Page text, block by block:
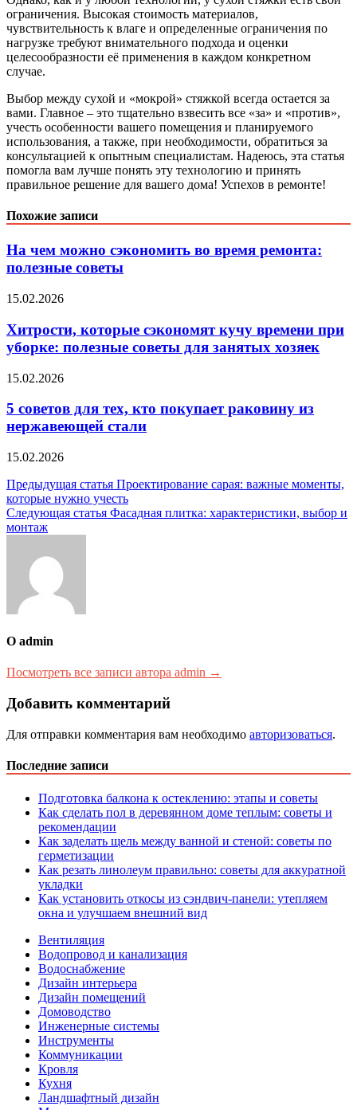
ограничения. Высокая стоимость материалов,
чувствительность к влаге и определенные ограничения по
нагрузке требуют внимательного подхода и оценки
целесообразности её применения в каждом конкретном
случае.
Выбор между сухой и «мокрой» стяжкой всегда остается за
вами. Главное – это тщательно взвесить все «за» и «против»,
учесть особенности вашего помещения и планируемого
использования, а также, при необходимости, обратиться за
консультацией к опытным специалистам. Надеюсь, эта статья
помогла вам лучше понять эту технологию и принять
правильное решение для вашего дома! Успехов в ремонте!
Похожие записи
На чем можно сэкономить во время ремонта:
полезные советы
15.02.2026
Хитрости, которые сэкономят кучу времени при
уборке: полезные советы для занятых хозяек
15.02.2026
5 советов для тех, кто покупает раковину из
нержавеющей стали
15.02.2026
Навигация
по
записям
Предыдущая статья Проектирование сарая: важные моменты,
которые нужно учесть
Следующая статья Фасадная плитка: характеристики, выбор и
монтаж
О admin
Посмотреть все записи автора admin →
Добавить комментарий
Для отправки комментария вам необходимо авторизоваться.
Последние записи
Подготовка балкона к остеклению: этапы и советы
Как сделать пол в деревянном доме теплым: советы и
рекомендации
Как заделать щель между ванной и стеной: советы по
герметизации
Как резать линолеум правильно: советы для аккуратной
укладки
Как установить откосы из сэндвич-панели: утепляем
окна и улучшаем внешний вид
Вентиляция
Водопровод и канализация
Водоснабжение
Дизайн интерьера
Дизайн помещений
Домоводство
Инженерные системы
Инструменты
Коммуникации
Кровля
Кухня
Ландшафтный дизайн